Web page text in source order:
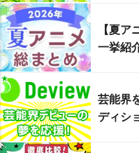
【夏
一挙紹
芸能界
ディシ